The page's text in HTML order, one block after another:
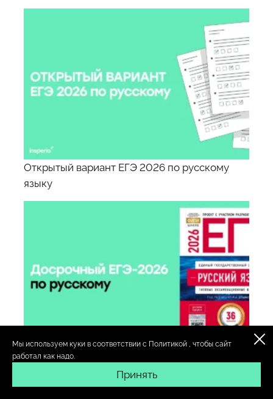
Мы используем куки в соответствии с Политикой , чтобы сайт
работал как надо.
Принять
Открытый вариант ЕГЭ 2026 по русскому
языку
Ответы на досрочный ЕГЭ 2026 по русскому